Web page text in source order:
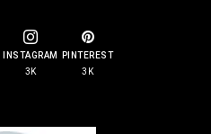
INSTAGRAM
3K
PINTEREST
3K